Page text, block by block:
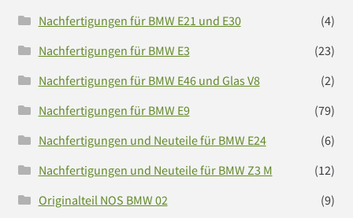
Nachfertigungen für BMW E21 und E30
(4)
Nachfertigungen für BMW E3
(23)
Nachfertigungen für BMW E46 und Glas V8
(2)
Nachfertigungen für BMW E9
(79)
Nachfertigungen und Neuteile für BMW E24
(6)
Nachfertigungen und Neuteile für BMW Z3 M
(12)
Originalteil NOS BMW 02
(9)